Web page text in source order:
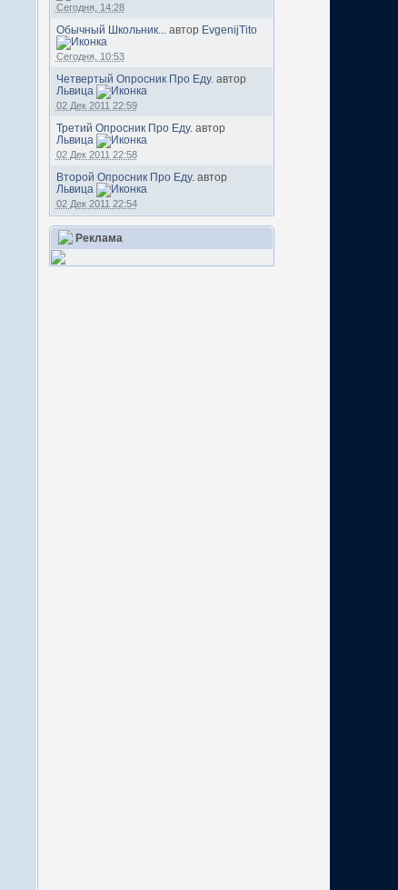
Сегодня, 14:28
Обычный Школьник... автор EvgenijTito
Сегодня, 10:53
Четвертый Опросник Про Еду. автор
Львица
02 Дек 2011 22:59
Третий Опросник Про Еду. автор
Львица
02 Дек 2011 22:58
Второй Опросник Про Еду. автор
Львица
02 Дек 2011 22:54
Реклама